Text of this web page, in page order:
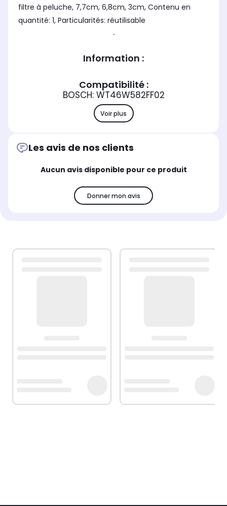
filtre à peluche, 7,7cm, 6,8cm, 3cm, Contenu en
quantité: 1, Particularités: réutilisable
.
Information :
Compatibilité :
BOSCH: WT46W582FF02
Voir plus
Les avis de nos clients
Aucun avis disponible pour ce produit
Donner mon avis